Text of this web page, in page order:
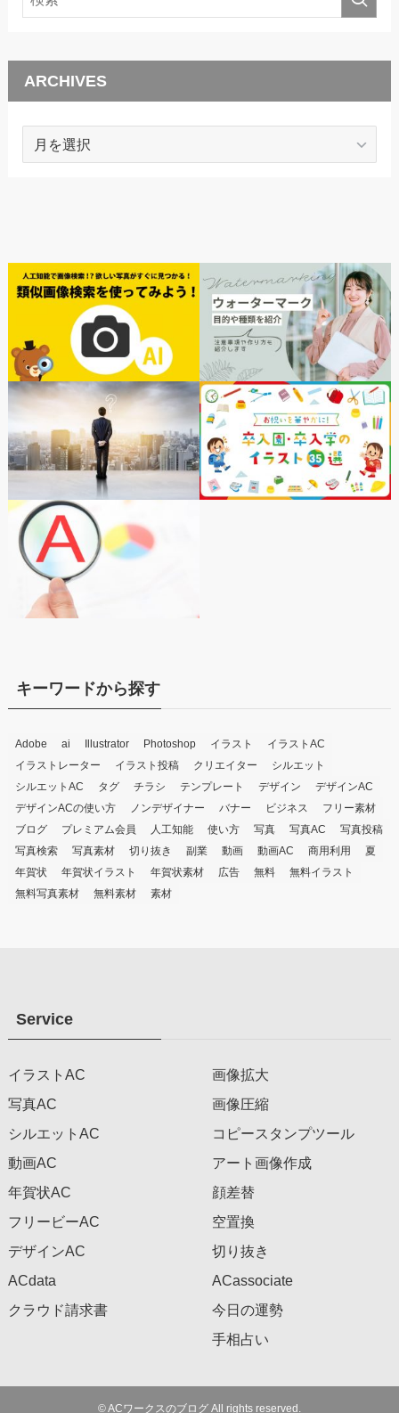
ARCHIVES
ARCHIVES
キーワードから探す
Adobe ai Illustrator Photoshop イラスト
イラストAC
イラストレーター
イラスト投稿 クリエイター
シルエット
シルエットAC
タグ チラシ テンプレート デザイン
デザインAC
デザインACの使い方
ノンデザイナー バナー ビジネス
フリー素材
ブログ
プレミアム会員 人工知能 使い方 写真 写真AC
写真投稿
写真検索
写真素材 切り抜き 副業 動画 動画AC 商用利用
夏
年賀状
年賀状イラスト 年賀状素材 広告 無料
無料イラスト
無料写真素材
無料素材 素材
Service
イラストAC
写真AC
シルエットAC
動画AC
年賀状AC
フリービーAC
デザインAC
ACdata
クラウド請求書
画像拡大
画像圧縮
コピースタンプツール
アート画像作成
顔差替
空置換
切り抜き
ACassociate
今日の運勢
手相占い
©ACワークスのブログ All rights reserved.